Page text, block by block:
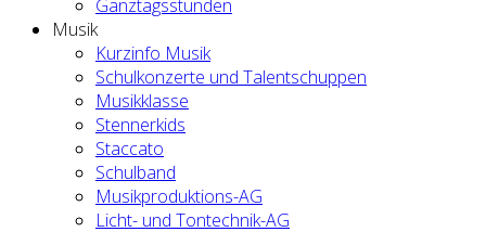
Ganztagsstunden
Musik
Kurzinfo Musik
Schulkonzerte und Talentschuppen
Musikklasse
Stennerkids
Staccato
Schulband
Musikproduktions-AG
Licht- und Tontechnik-AG